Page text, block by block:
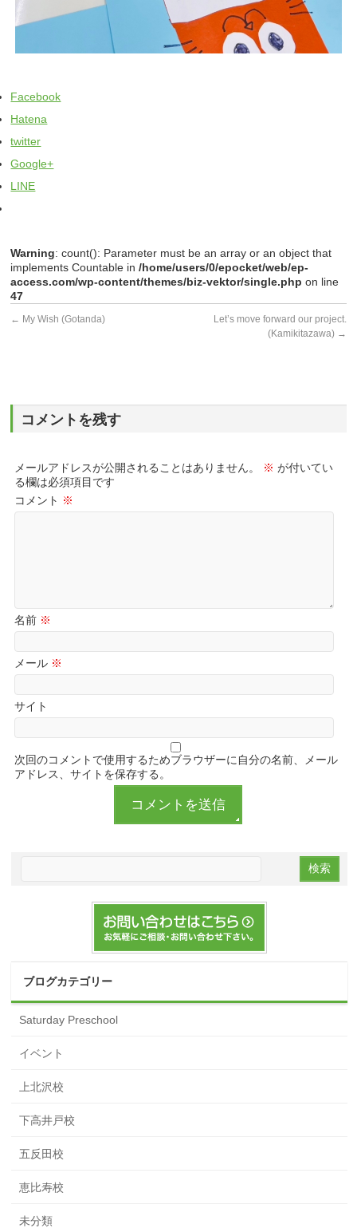
Facebook
Hatena
twitter
Google+
LINE
Warning: count(): Parameter must be an array or an object that
implements Countable in/home/users/0/epocket/web/ep-
access.com/wp-content/themes/biz-vektor/single.php on line
47
← My Wish (Gotanda)
Let’s move forward our project.
(Kamikitazawa) →
コメントを残す
メールアドレスが公開されることはありません。 ※ が付いてい
る欄は必須項目です
コメント ※
名前 ※
メール ※
サイト
次回のコメントで使用するためブラウザーに自分の名前、メール
アドレス、サイトを保存する。
ブログカテゴリー
Saturday Preschool
イベント
上北沢校
下高井戸校
五反田校
恵比寿校
未分類